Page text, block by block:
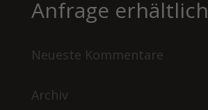
Anfrage erhältlich
Neueste Kommentare
Archiv